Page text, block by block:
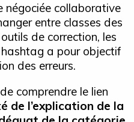
négociée collaborative
entre classes des
de correction, les
a pour objectif
des erreurs.
comprendre le lien
de l’explication de la